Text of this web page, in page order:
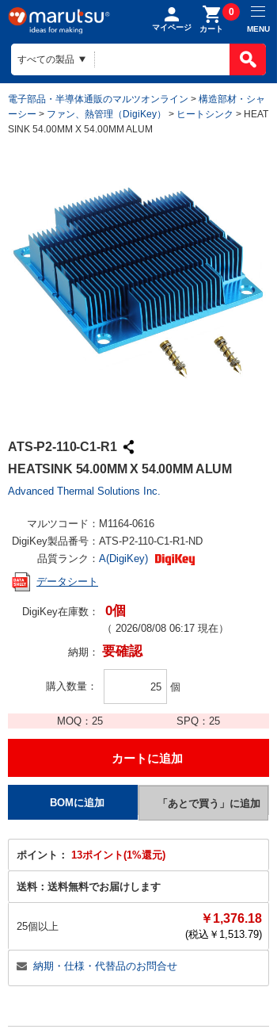
マイページ カート
0
MENU
電子部品・半導体通販のマルツオンライン > 構造部材・シャ
ーシー > ファン、熱管理（DigiKey） > ヒートシンク > HEAT
SINK 54.00MM X 54.00MM ALUM
ATS-P2-110-C1-R1
HEATSINK 54.00MM X 54.00MM ALUM
Advanced Thermal Solutions Inc.
マルツコード： M1164-0616
DigiKey製品番号： ATS-P2-110-C1-R1-ND
品質ランク： A(DigiKey)
データシート
DigiKey在庫数： 0個
（ 2026/08/08 06:17 現在）
納期： 要確認
購入数量 個
MOQ： 25 SPQ：25
ポイント： 13ポイント(1%還元)
送料： 送料無料でお届けします
25個以上
￥1,376.18
(税込￥ 1,513.79)
納期・仕様・代替品のお問合せ